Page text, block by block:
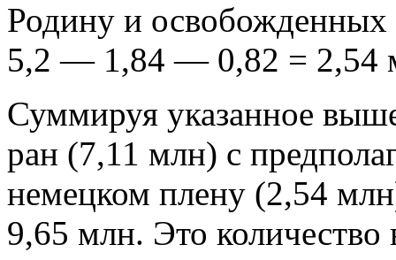
Родину и освобожденных
5,2 — 1,84 — 0,82 = 2,54
Суммируя указанное
ран (7,11 млн) с
немецком плену (2,54
9,65 млн. Это